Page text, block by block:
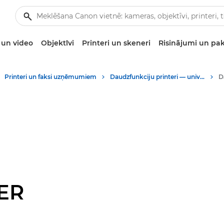
video Objektīvi Printeri un skeneri Risinājumi un
Printeri un faksi uzņēmumiem Daudzfunkciju printeri — universāli printeri